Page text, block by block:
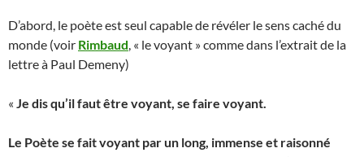
D’abord, le poète est seul capable de révéler le sens caché du
monde (voir Rimbaud, « le voyant » comme dans l’extrait de la
lettre à Paul Demeny)
« Je dis qu’il faut être voyant, se faire voyant.
Le Poète se fait voyant par un long, immense et raisonné